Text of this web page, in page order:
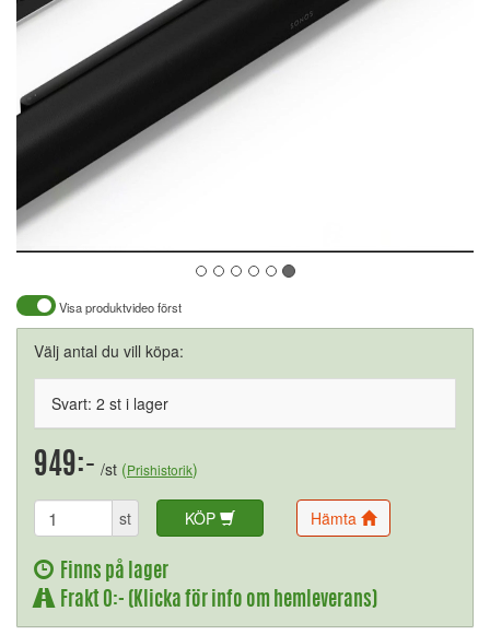
Visa produktvideo först
Välj antal du vill köpa:
Svart: 2 st i lager
949:- /st (Prishistorik)
st KÖP Hämta
Finns på lager
Frakt 0:- (Klicka för info om hemleverans)